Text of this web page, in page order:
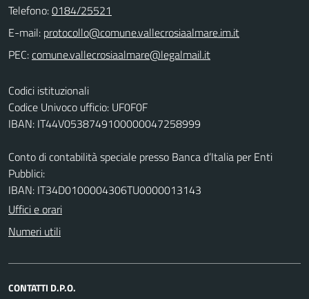
Telefono:0184/25521
E-mail:
PEC:
Codici istituzionali
Codice Univoco ufficio: UF0F0F
IBAN: IT44V0538749100000047258999
Conto di contabilità speciale presso Banca d’Italia per Enti
Pubblici:
IBAN: IT34D0100004306TU0000013143
Uffici e orari
Numeri utili
CONTATTI D.P.O.